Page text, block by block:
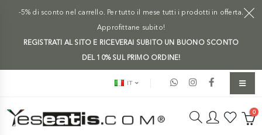
-5% di sconto nel carrello. Per tutto il mese tutti i prodotti in offerta.
Approfittane subito!
REGISTRATI AL SITO E RICEVERAI SUBITO UN BUONO SCONTO
DEL 10% SUL PRIMO ORDINE!
IT
0